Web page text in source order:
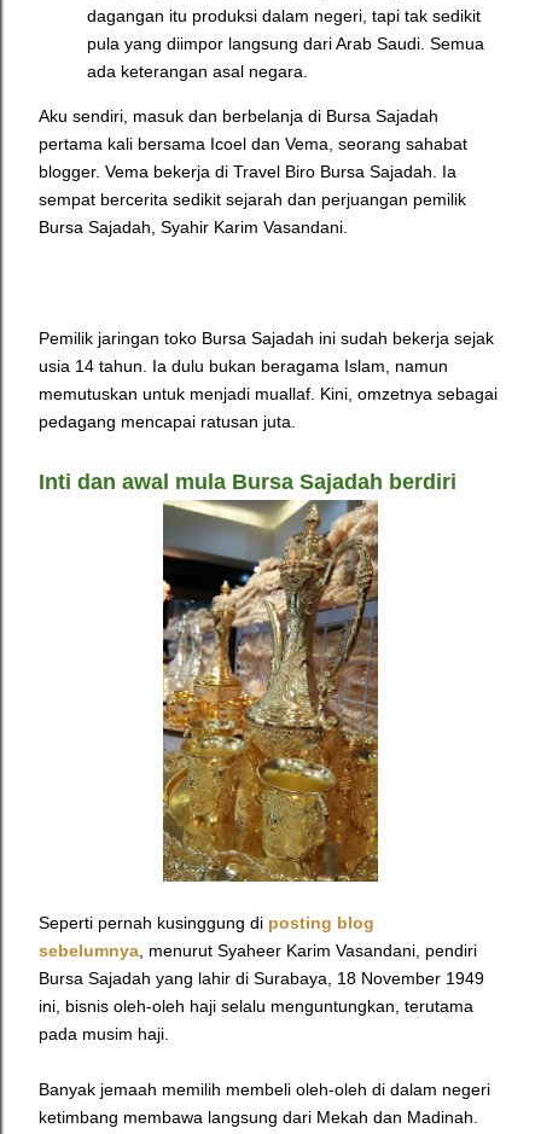
dagangan itu produksi dalam negeri, tapi tak sedikit
pula yang diimpor langsung dari Arab Saudi. Semua
ada keterangan asal negara.
Aku sendiri, masuk dan berbelanja di Bursa Sajadah
pertama kali bersama Icoel dan Vema, seorang sahabat
blogger. Vema bekerja di Travel Biro Bursa Sajadah. Ia
sempat bercerita sedikit sejarah dan perjuangan pemilik
Bursa Sajadah, Syahir Karim Vasandani.
Pemilik jaringan toko Bursa Sajadah ini sudah bekerja sejak
usia 14 tahun. Ia dulu bukan beragama Islam, namun
memutuskan untuk menjadi muallaf. Kini, omzetnya sebagai
pedagang mencapai ratusan juta.
Inti dan awal mula Bursa Sajadah berdiri
Seperti pernah kusinggung di posting blog
sebelumnya, menurut Syaheer Karim Vasandani, pendiri
Bursa Sajadah yang lahir di Surabaya, 18 November 1949
ini, bisnis oleh-oleh haji selalu menguntungkan, terutama
pada musim haji.
Banyak jemaah memilih membeli oleh-oleh di dalam negeri
ketimbang membawa langsung dari Mekah dan Madinah.